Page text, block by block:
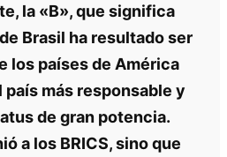
la «B», que significa
Brasil ha resultado ser
los países de América
país más responsable y
de gran potencia.
a los BRICS, sino que